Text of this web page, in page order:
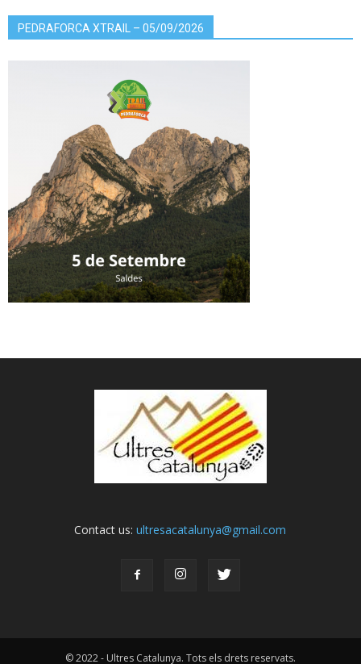
PEDRAFORCA XTRAIL – 05/09/2026
Contact us:ultresacatalunya@gmail.com
© 2022 - Ultres Catalunya. Tots els drets reservats.